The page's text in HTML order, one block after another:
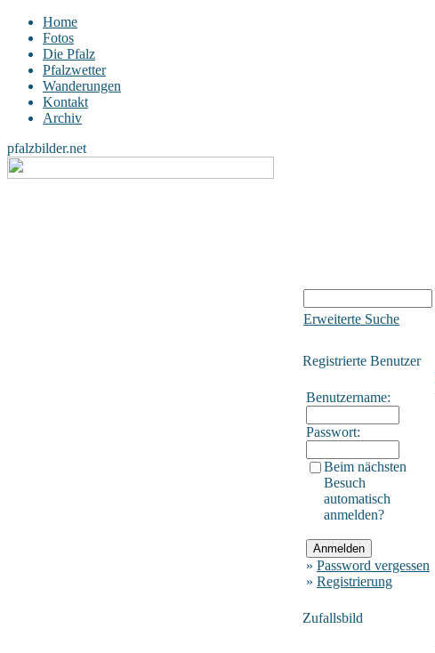
Home
Fotos
Die Pfalz
Pfalzwetter
Wanderungen
Kontakt
Archiv
pfalzbilder.net
Erweiterte Suche
Registrierte Benutzer
Benutzername:
Passwort:
Beim nächsten
Besuch
automatisch
anmelden?
» Password vergessen
» Registrierung
Zufallsbild